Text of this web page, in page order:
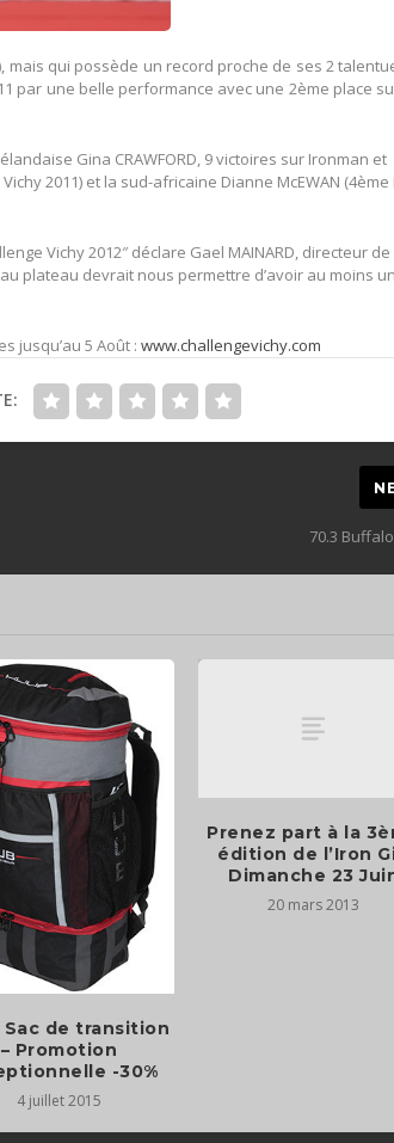
qui possède un record proche de ses 2
par une belle performance avec une 2ème place
Gina CRAWFORD, 9 victoires sur Ironman et
2011) et la sud-africaine Dianne McEWAN (4ème
Vichy 2012″ déclare Gael MAINARD, directeur de
plateau devrait nous permettre d’avoir au moins
jusqu’au 5 Août :www.challengevichy.com
70.3
Sac de transition
– Promotion
-30%
4 juillet 2015
Prenez part à la
édition de l’Iron
Dimanche 23
20 mars 2013